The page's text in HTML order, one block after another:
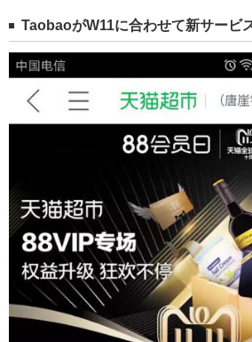
TaobaoがW11に合わせて新サービ